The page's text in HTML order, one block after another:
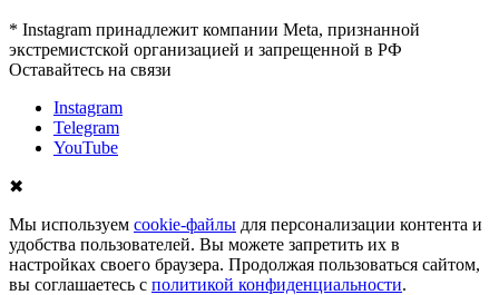
* Instagram принадлежит компании Meta, признанной
экстремистской организацией и запрещенной в РФ
Оставайтесь на связи
Instagram
Telegram
YouTube
✖
Мы используем cookie-файлы для персонализации контента и
удобства пользователей. Вы можете запретить их в
настройках своего браузера. Продолжая пользоваться сайтом,
вы соглашаетесь с политикой конфиденциальности.